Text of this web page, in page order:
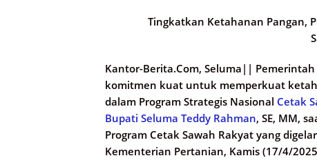
Tingkatkan Ketahanan Pangan,
Kantor-Berita.Com, Seluma||
komitmen kuat untuk memperkuat
dalam Program Strategis Nasional Cetak
Bupati Seluma Teddy Rahman, SE, MM,
Program Cetak Sawah Rakyat yang
Kementerian Pertanian, Kamis (17/4/